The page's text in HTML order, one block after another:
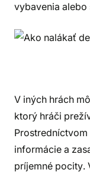
vybavenia alebo
V iných hrách
ktorý hráči
informácie a
príjemné pocity.